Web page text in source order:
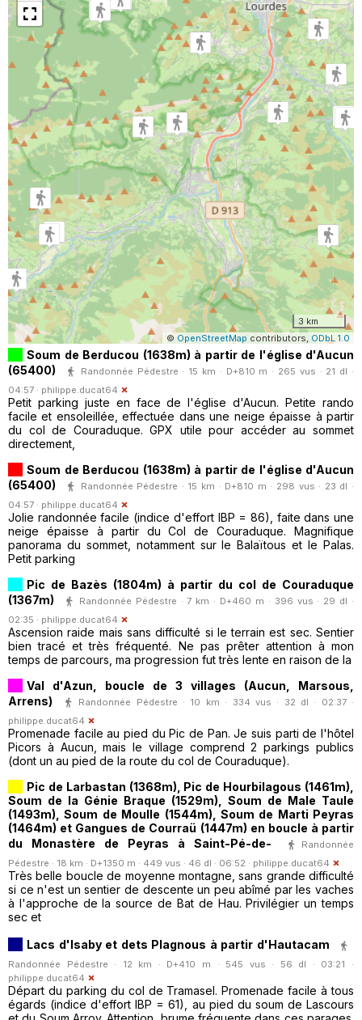
Horodatage Photos
3 km
© OpenStreetMap contributors, ODbL 1.0
Soum de Berducou (1638m) à partir de l'église d'Aucun
(65400)
Randonnée Pédestre · 15 km · D+810 m · 265 vus · 21 dl ·
04:57 · philippe.ducat64
Petit parking juste en face de l'église d'Aucun. Petite rando
facile et ensoleillée, effectuée dans une neige épaisse à partir
du col de Couraduque. GPX utile pour accéder au sommet
directement,
Soum de Berducou (1638m) à partir de l'église d'Aucun
(65400)
Randonnée Pédestre · 15 km · D+810 m · 298 vus · 23 dl ·
04:57 · philippe.ducat64
Jolie randonnée facile (indice d'effort IBP = 86), faite dans une
neige épaisse à partir du Col de Couraduque. Magnifique
panorama du sommet, notamment sur le Balaïtous et le Palas.
Petit parking
Pic de Bazès (1804m) à partir du col de Couraduque
(1367m)
Randonnée Pédestre · 7 km · D+460 m · 396 vus · 29 dl ·
02:35 · philippe.ducat64
Ascension raide mais sans difficulté si le terrain est sec. Sentier
bien tracé et très fréquenté. Ne pas prêter attention à mon
temps de parcours, ma progression fut très lente en raison de la
Val d'Azun, boucle de 3 villages (Aucun, Marsous,
Arrens)
Randonnée Pédestre · 10 km · 334 vus · 32 dl · 02:37 ·
philippe.ducat64
Promenade facile au pied du Pic de Pan. Je suis parti de l'hôtel
Picors à Aucun, mais le village comprend 2 parkings publics
(dont un au pied de la route du col de Couraduque).
Pic de Larbastan (1368m), Pic de Hourbilagous (1461m),
Soum de la Génie Braque (1529m), Soum de Male Taule
(1493m), Soum de Moulle (1544m), Soum de Marti Peyras
(1464m) et Gangues de Courraü (1447m) en boucle à partir
du Monastère de Peyras à Saint-Pé-de-
Randonnée
Pédestre · 18 km · D+1350 m · 449 vus · 46 dl · 06:52 · philippe.ducat64
Très belle boucle de moyenne montagne, sans grande difficulté
si ce n'est un sentier de descente un peu abîmé par les vaches
à l'approche de la source de Bat de Hau. Privilégier un temps
sec et
Lacs d'Isaby et dets Plagnous à partir d'Hautacam
Randonnée Pédestre · 12 km · D+410 m · 545 vus · 56 dl · 03:21 ·
philippe.ducat64
Départ du parking du col de Tramasel. Promenade facile à tous
égards (indice d'effort IBP = 61), au pied du soum de Lascours